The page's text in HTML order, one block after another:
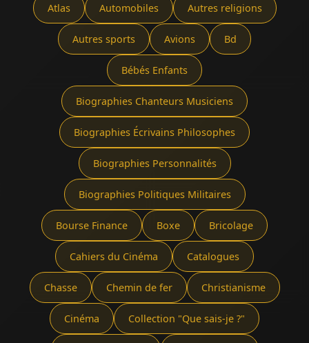
Atlas Automobiles Autres religions
Autres sports Avions Bd
Bébés Enfants
Biographies Chanteurs Musiciens
Biographies Écrivains Philosophes
Biographies Personnalités
Biographies Politiques Militaires
Bourse Finance Boxe Bricolage
Cahiers du Cinéma Catalogues
Chasse Chemin de fer Christianisme
Cinéma Collection "Que sais-je ?"